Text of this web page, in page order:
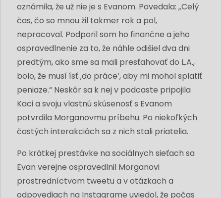
oznámila, že už nie je s Evanom. Povedala: „Celý
čas, čo so mnou žil takmer rok a pol,
nepracoval. Podporil som ho finančne a jeho
ospravedlnenie za to, že náhle odišiel dva dni
predtým, ako sme sa mali presťahovať do L.A.,
bolo, že musí ísť ‚do práce‘, aby mi mohol splatiť
peniaze.“ Neskôr sa k nej v podcaste pripojila
Kaci a svoju vlastnú skúsenosť s Evanom
potvrdila Morganovmu príbehu. Po niekoľkých
častých interakciách sa z nich stali priatelia.
Po krátkej prestávke na sociálnych sieťach sa
Evan verejne ospravedlnil Morganovi
prostredníctvom tweetu a v otázkach a
odpovediach na Instagrame uviedol, že počas